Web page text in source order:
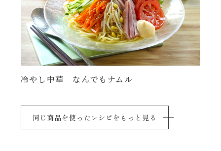
冷やし中華 なんでもナムル
同じ商品を使ったレシピをもっと見る